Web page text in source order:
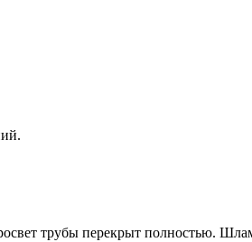
трубы перекрыт полностью.